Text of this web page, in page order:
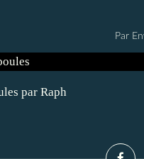
Par
par Raph